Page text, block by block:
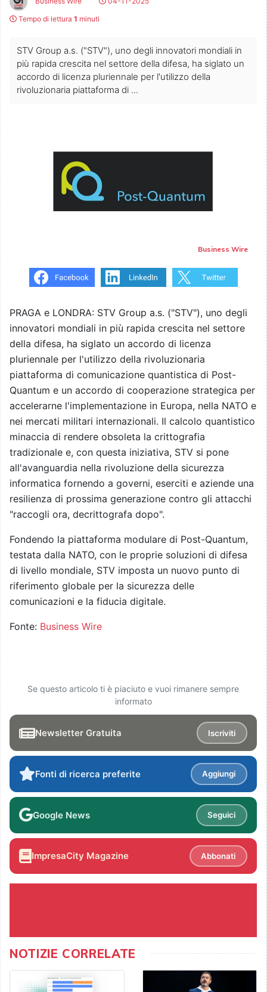
Tempo di lettura 1 minuti
STV Group a.s. ("STV"), uno degli innovatori mondiali in
più rapida crescita nel settore della difesa, ha siglato un
accordo di licenza pluriennale per l'utilizzo della
rivoluzionaria piattaforma di ...
Business Wire
PRAGA e LONDRA: STV Group a.s. ("STV"), uno degli
innovatori mondiali in più rapida crescita nel settore
della difesa, ha siglato un accordo di licenza
pluriennale per l'utilizzo della rivoluzionaria
piattaforma di comunicazione quantistica di Post-
Quantum e un accordo di cooperazione strategica per
accelerarne l'implementazione in Europa, nella NATO e
nei mercati militari internazionali. Il calcolo quantistico
minaccia di rendere obsoleta la crittografia
tradizionale e, con questa iniziativa, STV si pone
all'avanguardia nella rivoluzione della sicurezza
informatica fornendo a governi, eserciti e aziende una
resilienza di prossima generazione contro gli attacchi
"raccogli ora, decrittografa dopo".
Fondendo la piattaforma modulare di Post-Quantum,
testata dalla NATO, con le proprie soluzioni di difesa
di livello mondiale, STV imposta un nuovo punto di
riferimento globale per la sicurezza delle
comunicazioni e la fiducia digitale.
Fonte: Business Wire
Se questo articolo ti è piaciuto e vuoi rimanere sempre
informato
Newsletter Gratuita Iscriviti
Fonti di ricerca preferite Aggiungi
Google News Seguici
ImpresaCity Magazine Abbonati
NOTIZIE CORRELATE